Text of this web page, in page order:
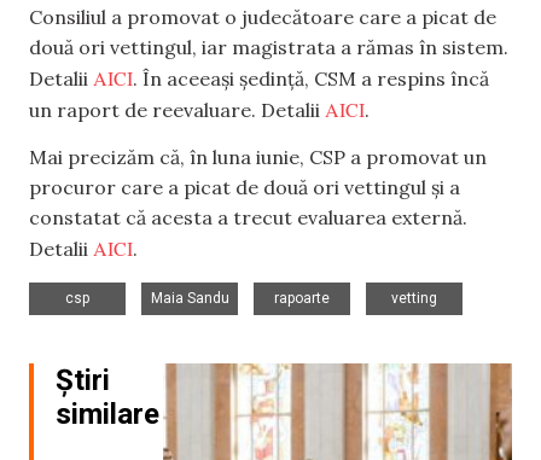
Consiliul a promovat o judecătoare care a picat de
două ori vettingul, iar magistrata a rămas în sistem.
Detalii AICI. În aceeași ședință, CSM a respins încă
un raport de reevaluare. Detalii AICI.
Mai precizăm că, în luna iunie, CSP a promovat un
procuror care a picat de două ori vettingul și a
constatat că acesta a trecut evaluarea externă.
Detalii AICI.
csp
Maia Sandu
rapoarte
vetting
Știri
similare